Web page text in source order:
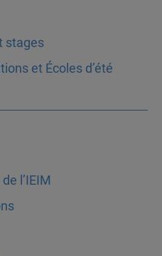
stages
et Écoles d’été
l’IEIM